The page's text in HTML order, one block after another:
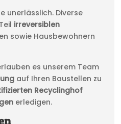
unerlässlich. Diverse
irreversiblen
sowie Hausbewohnern
es unserem Team
auf Ihren Baustellen zu
Recyclinghof
erledigen.